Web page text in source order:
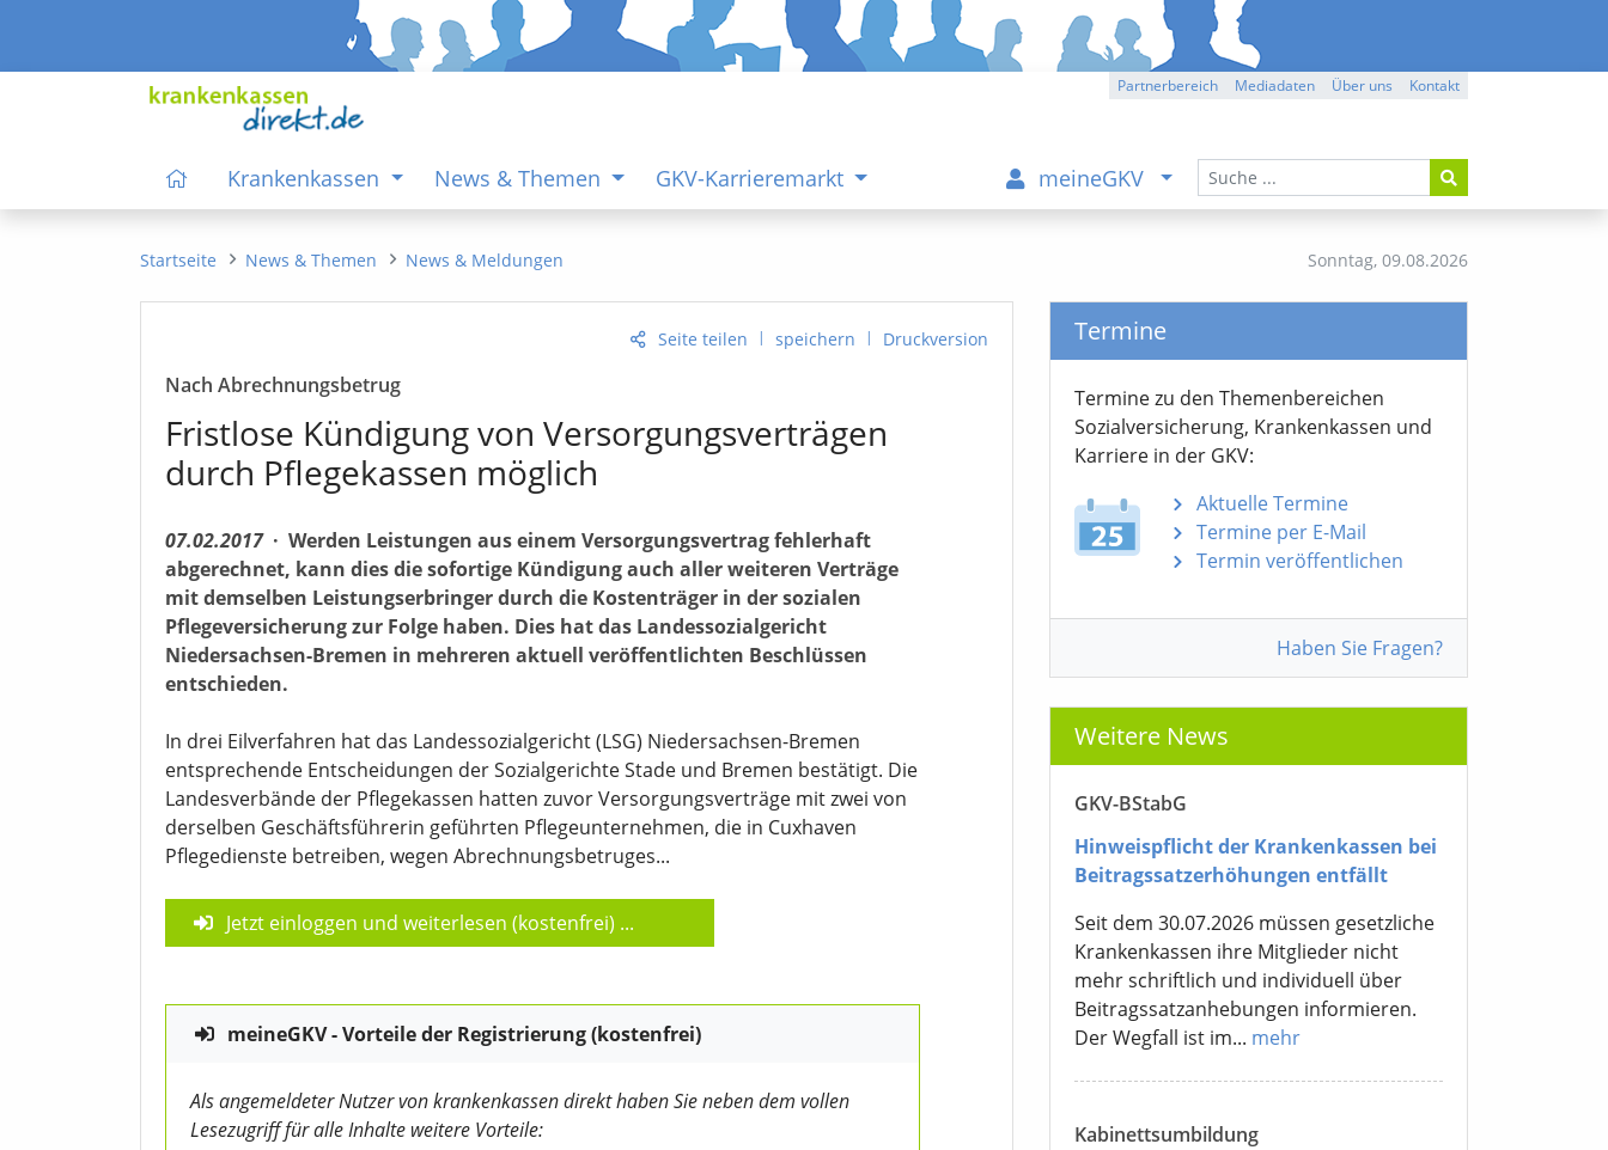
Partnerbereich Mediadaten Über uns Kontakt
Krankenkassen News & Themen GKV-Karrieremarkt meineGKV
Sonntag, 09.08.2026
Startseite News & Themen News & Meldungen
Seite teilen | speichern | Druckversion
Nach Abrechnungsbetrug
Fristlose Kündigung von Versorgungsverträgen
durch Pflegekassen möglich
07.02.2017 · Werden Leistungen aus einem Versorgungsvertrag fehlerhaft
abgerechnet, kann dies die sofortige Kündigung auch aller weiteren Verträge
mit demselben Leistungserbringer durch die Kostenträger in der sozialen
Pflegeversicherung zur Folge haben. Dies hat das Landessozialgericht
Niedersachsen-Bremen in mehreren aktuell veröffentlichten Beschlüssen
entschieden.
In drei Eilverfahren hat das Landessozialgericht (LSG) Niedersachsen-Bremen
entsprechende Entscheidungen der Sozialgerichte Stade und Bremen bestätigt. Die
Landesverbände der Pflegekassen hatten zuvor Versorgungsverträge mit zwei von
derselben Geschäftsführerin geführten Pflegeunternehmen, die in Cuxhaven
Pflegedienste betreiben, wegen Abrechnungsbetruges...
Jetzt einloggen und weiterlesen (kostenfrei) ...
meineGKV - Vorteile der Registrierung (kostenfrei)
Als angemeldeter Nutzer von krankenkassen direkt haben Sie neben dem vollen
Lesezugriff für alle Inhalte weitere Vorteile:
Termine
Termine zu den Themen­bereichen
Sozialver­sicherung, Krankenkassen und
Karriere in der GKV:
Aktuelle Termine
Termine per E-Mail
Termin veröffentlichen
Haben Sie Fragen?
Weitere News
GKV-BStabG
Hinweispflicht der Krankenkassen bei
Beitragssatzerhöhungen entfällt
Seit dem 30.07.2026 müssen gesetzliche
Krankenkassen ihre Mitglieder nicht
mehr schriftlich und individuell über
Beitragssatzanhebungen informieren.
Der Wegfall ist im... mehr
Kabinettsumbildung